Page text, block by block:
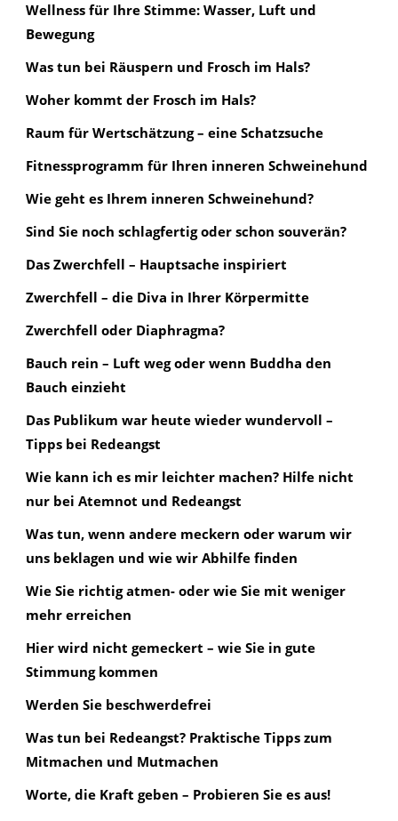
Wellness für Ihre Stimme: Wasser, Luft und
Bewegung
Was tun bei Räuspern und Frosch im Hals?
Woher kommt der Frosch im Hals?
Raum für Wertschätzung – eine Schatzsuche
Fitnessprogramm für Ihren inneren Schweinehund
Wie geht es Ihrem inneren Schweinehund?
Sind Sie noch schlagfertig oder schon souverän?
Das Zwerchfell – Hauptsache inspiriert
Zwerchfell – die Diva in Ihrer Körpermitte
Zwerchfell oder Diaphragma?
Bauch rein – Luft weg oder wenn Buddha den
Bauch einzieht
Das Publikum war heute wieder wundervoll –
Tipps bei Redeangst
Wie kann ich es mir leichter machen? Hilfe nicht
nur bei Atemnot und Redeangst
Was tun, wenn andere meckern oder warum wir
uns beklagen und wie wir Abhilfe finden
Wie Sie richtig atmen- oder wie Sie mit weniger
mehr erreichen
Hier wird nicht gemeckert – wie Sie in gute
Stimmung kommen
Werden Sie beschwerdefrei
Was tun bei Redeangst? Praktische Tipps zum
Mitmachen und Mutmachen
Worte, die Kraft geben – Probieren Sie es aus!